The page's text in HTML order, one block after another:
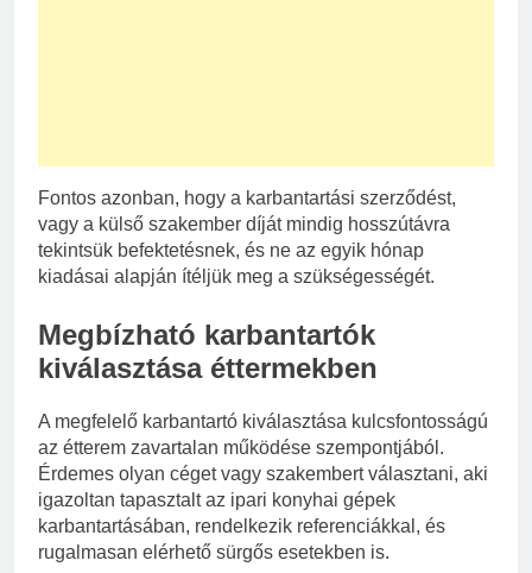
Fontos azonban, hogy a karbantartási szerződést,
vagy a külső szakember díját mindig hosszútávra
tekintsük befektetésnek, és ne az egyik hónap
kiadásai alapján ítéljük meg a szükségességét.
Megbízható karbantartók
kiválasztása éttermekben
A megfelelő karbantartó kiválasztása kulcsfontosságú
az étterem zavartalan működése szempontjából.
Érdemes olyan céget vagy szakembert választani, aki
igazoltan tapasztalt az ipari konyhai gépek
karbantartásában, rendelkezik referenciákkal, és
rugalmasan elérhető sürgős esetekben is.